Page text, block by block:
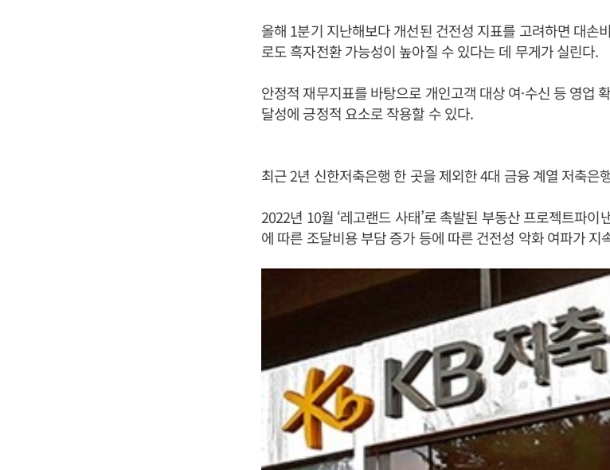
올해 1분기 지난해보다 개선된 건전성 지표를 고려하면 대손
로도 흑자전환 가능성이 높아질 수 있다는 데 무게가 실린다.
안정적 재무지표를 바탕으로 개인고객 대상 여·수신 등 영업
달성에 긍정적 요소로 작용할 수 있다.
최근 2년 신한저축은행 한 곳을 제외한 4대 금융 계열 저축은
2022년 10월 ‘레고랜드 사태’로 촉발된 부동산 프로젝트파
에 따른 조달비용 부담 증가 등에 따른 건전성 악화 여파가 지